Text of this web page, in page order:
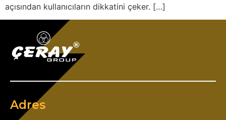
açısından kullanıcıların dikkatini çeker. […]
Adres